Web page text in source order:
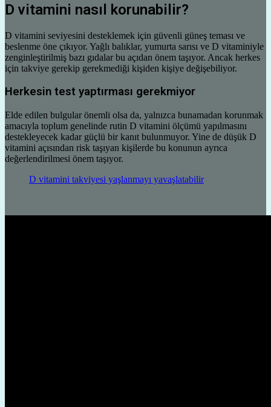
D vitamini nasıl korunabilir?
D vitamini seviyesini desteklemek için güvenli güneş teması ve
beslenme öne çıkıyor. Yağlı balıklar, yumurta sarısı ve D vitaminiyle
zenginleştirilmiş bazı gıdalar bu açıdan önem taşıyor. Ancak herkes
için takviye gerekip gerekmediği kişiden kişiye değişebiliyor.
Herkesin test yaptırması gerekmiyor
Elde edilen bulgular önemli olsa da, yalnızca bunamadan korunmak
amacıyla toplum genelinde rutin D vitamini ölçümü yapılmasını
destekleyecek kadar güçlü bir kanıt bulunmuyor. Yine de düşük D
vitamini açısından risk taşıyan kişilerde bu konunun ayrıca
değerlendirilmesi önem taşıyor.
D vitamini takviyesi yaşlanmayı yavaşlatabilir